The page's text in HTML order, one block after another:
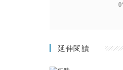
延伸閱讀